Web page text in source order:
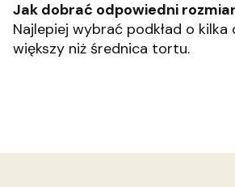
Jak dobrać odpowiedni
Najlepiej wybrać podkład o
większy niż średnica tortu.